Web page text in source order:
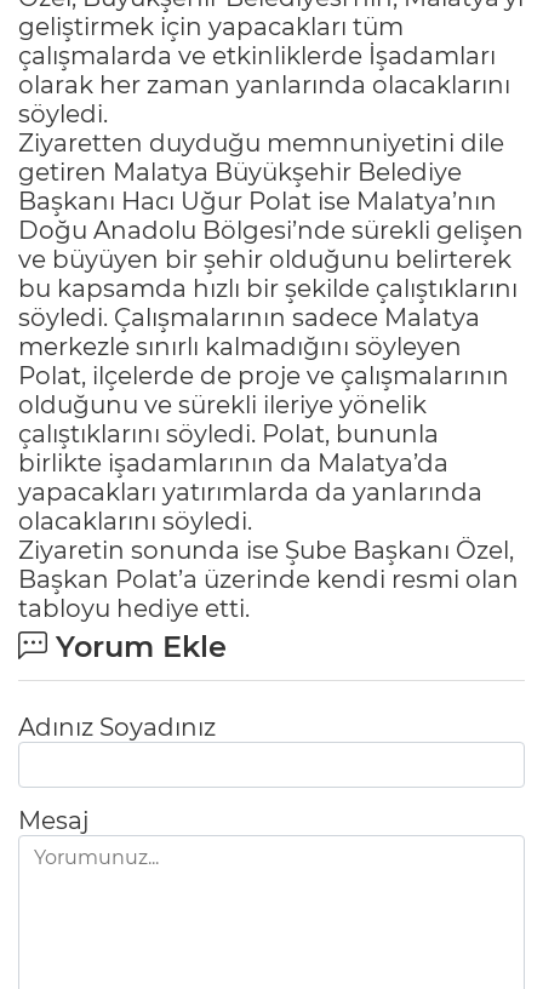
geliştirmek için yapacakları tüm
çalışmalarda ve etkinliklerde İşadamları
olarak her zaman yanlarında olacaklarını
söyledi.
Ziyaretten duyduğu memnuniyetini dile
getiren Malatya Büyükşehir Belediye
Başkanı Hacı Uğur Polat ise Malatya’nın
Doğu Anadolu Bölgesi’nde sürekli gelişen
ve büyüyen bir şehir olduğunu belirterek
bu kapsamda hızlı bir şekilde çalıştıklarını
söyledi. Çalışmalarının sadece Malatya
merkezle sınırlı kalmadığını söyleyen
Polat, ilçelerde de proje ve çalışmalarının
olduğunu ve sürekli ileriye yönelik
çalıştıklarını söyledi. Polat, bununla
birlikte işadamlarının da Malatya’da
yapacakları yatırımlarda da yanlarında
olacaklarını söyledi.
Ziyaretin sonunda ise Şube Başkanı Özel,
Başkan Polat’a üzerinde kendi resmi olan
tabloyu hediye etti.
Yorum Ekle
Adınız Soyadınız
Mesaj